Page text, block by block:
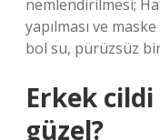
nemlendirilmesi;
yapılması ve
bol su, pürüzsüz
Erkek
güzel?